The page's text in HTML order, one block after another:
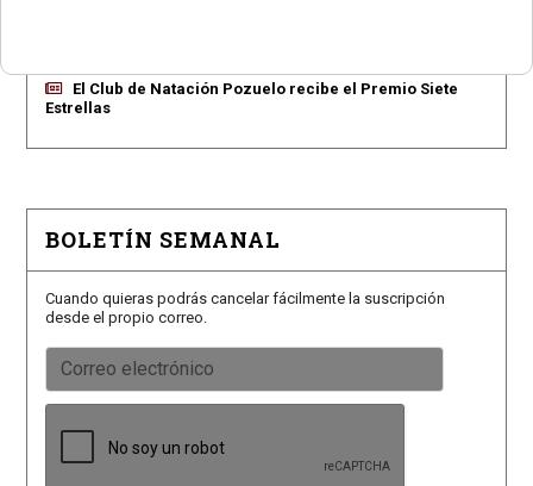
El Club de Natación Pozuelo recibe el Premio Siete
Estrellas
BOLETÍN SEMANAL
Cuando quieras podrás cancelar fácilmente la suscripción
desde el propio correo.